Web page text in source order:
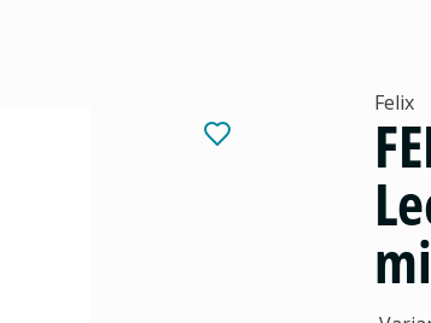
Felix